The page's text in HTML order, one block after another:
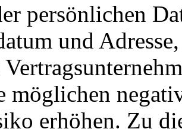
persönlichen
und
möglichen
erhöhen. Zu